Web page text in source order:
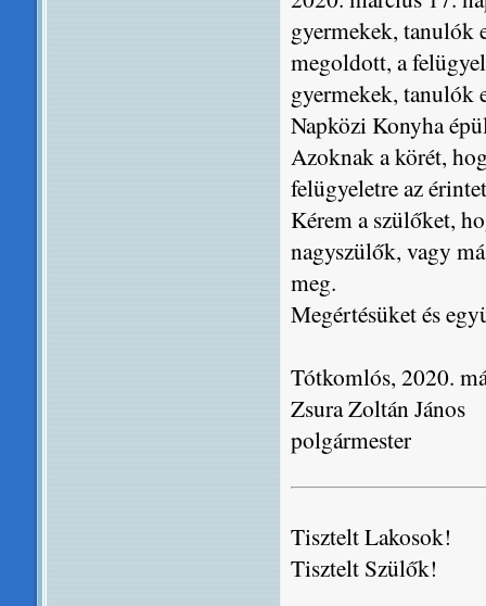
gyermekek, tanulók
megoldott, a
gyermekek, tanulók
Napközi Konyha
Azoknak a körét,
felügyeletre az
Kérem a szülőket,
nagyszülők, vagy
meg.
Megértésüket és
Tótkomlós, 2020.
Zsura Zoltán János
polgármester
Tisztelt Lakosok!
Tisztelt Szülők!